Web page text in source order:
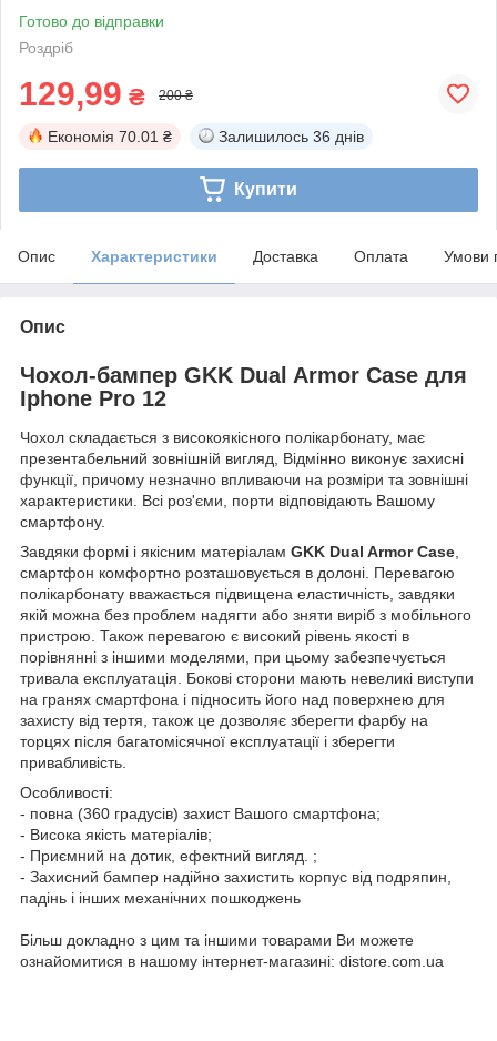
Готово до відправки
Роздріб
129,99 ₴ 200 ₴
Економія 70.01 ₴ Залишилось 36 днів
Купити
Опис Характеристики Доставка Оплата Умови
Опис
Чохол-бампер GKK Dual Armor Case для
Iphone Pro 12
Чохол складається з високоякісного полікарбонату, має
презентабельний зовнішній вигляд, Відмінно виконує захисні
функції, причому незначно впливаючи на розміри та зовнішні
характеристики. Всі роз'єми, порти відповідають Вашому
смартфону.
Завдяки формі і якісним матеріалам GKK Dual Armor Case,
смартфон комфортно розташовується в долоні. Перевагою
полікарбонату вважається підвищена еластичність, завдяки
якій можна без проблем надягти або зняти виріб з мобільного
пристрою. Також перевагою є високий рівень якості в
порівнянні з іншими моделями, при цьому забезпечується
тривала експлуатація. Бокові сторони мають невеликі виступи
на гранях смартфона і підносить його над поверхнею для
захисту від тертя, також це дозволяє зберегти фарбу на
торцях після багатомісячної експлуатації і зберегти
привабливість.
Особливості:
- повна (360 градусів) захист Вашого смартфона;
- Висока якість матеріалів;
- Приємний на дотик, ефектний вигляд. ;
- Захисний бампер надійно захистить корпус від подряпин,
падінь і інших механічних пошкоджень
Більш докладно з цим та іншими товарами Ви можете
ознайомитися в нашому інтернет-магазині: distore.com.ua